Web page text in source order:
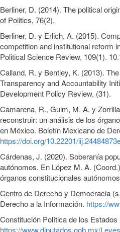
Berliner, D. (2014). The political
of Politics, 76(2).
Berliner, D. y Erlich, A. (2015).
competition and institutional reform
Political Science Review, 109(1).
Calland, R. y Bentley, K. (2013).
Transparency and Accountability
Development Policy Review, (31).
Camarena, R., Guim, M. A. y
reconstruir: un análisis de los
en México. Boletín Mexicano de
https://doi.org/10.22201/
Cárdenas, J. (2020). Soberanía
autónomos. En López M. A.
órganos constitucionales
Centro de Derecho y Democracia
Derecho a la Información. https://
Constitución Política de los
https://www.diputados.gob.mx/